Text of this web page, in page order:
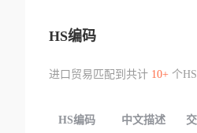
HS编码
进口贸易匹配到共计 10+个
HS编码 中文描述